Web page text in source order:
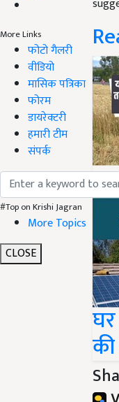
More Links
फोटो गैलरी
वीडियो
मासिक पत्रिका
फोरम
डायरेक्टरी
हमारी टीम
संपर्क
#Top on Krishi Jagran
More Topics
CLOSE